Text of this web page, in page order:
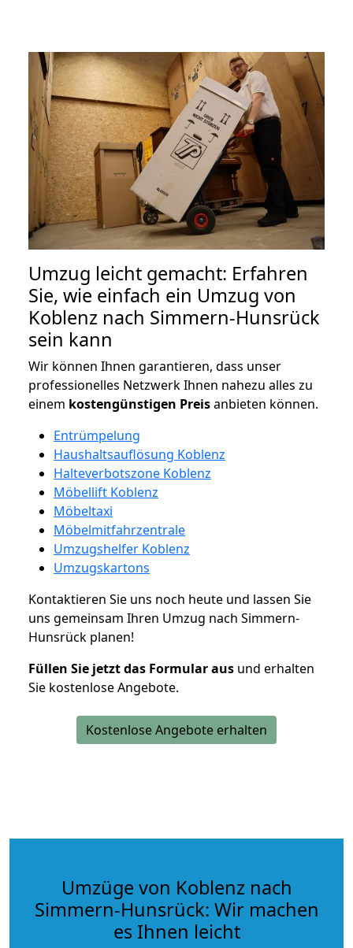
Umzug leicht gemacht: Erfahren
Sie, wie einfach ein Umzug von
Koblenz nach Simmern-Hunsrück
sein kann
Wir können Ihnen garantieren, dass unser
professionelles Netzwerk Ihnen nahezu alles zu
einem kostengünstigen Preisanbieten können.
Entrümpelung
Haushaltsauflösung Koblenz
Halteverbotszone Koblenz
Möbellift Koblenz
Möbeltaxi
Möbelmitfahrzentrale
Umzugshelfer Koblenz
Umzugskartons
Kontaktieren Sie uns noch heute und lassen Sie
uns gemeinsam Ihren Umzug nach Simmern-
Hunsrück planen!
Füllen Sie jetzt das Formular aus und erhalten
Sie kostenlose Angebote.
Kostenlose Angebote erhalten
Umzüge von Koblenz nach
Simmern-Hunsrück: Wir machen
es Ihnen leicht